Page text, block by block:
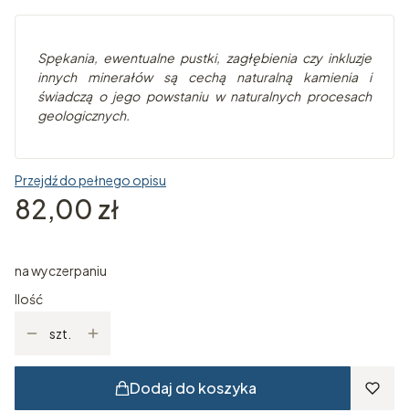
Spękania, ewentualne pustki, zagłębienia czy inkluzje
innych minerałów są cechą naturalną kamienia i
świadczą o jego powstaniu w naturalnych procesach
geologicznych.
Przejdź do pełnego opisu
Cena
82,00 zł
na wyczerpaniu
Ilość
szt.
Dodaj do koszyka